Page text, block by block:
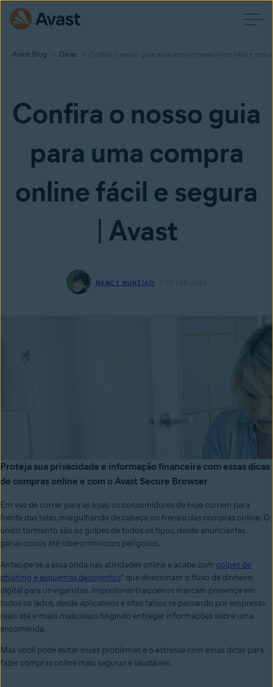
Avast Blog Dicas Confira o nosso guia para uma compra online fácil e
Confira o nosso guia
para uma compra
online fácil e segura
| Avast
NANCY NUNZIATI 23 JAN 2020
Proteja sua privacidade e informação financeira com essas dicas
de compras online e com o Avast Secure Browser
Em vez de correr para as lojas, os consumidores de hoje correm para
frente das telas, mergulhando de cabeça no frenesi das compras online. O
único tormento são os golpes de todos os tipos, desde anunciantes
gananciosos até cibercriminosos perigosos.
Antecipe-se a essa onda nas atividades online e acabe com golpes de
phishing e esquemas desonestos* que direcionam o fluxo de dinheiro
digital para os vigaristas. Impostores traiçoeiros marcam presença em
todos os lados, desde aplicativos e sites falsos se passando por empresas
reais até e-mails maliciosos fingindo entregar informações sobre uma
encomenda.
Mas você pode evitar esses problemas e o estresse com essas dicas para
fazer compras online mais seguras e saudáveis.